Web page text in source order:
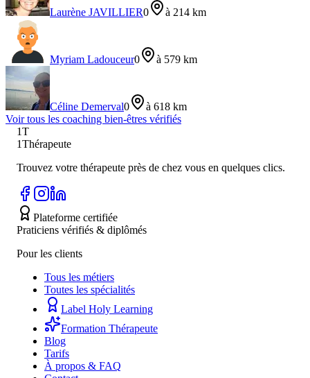
Laurène JAVILLIER0 à 214 km
Myriam Ladouceur0 à 579 km
Céline Demerval0
à 618 km
Voir tous les coaching bien-êtres vérifiés
1T
1Thérapeute
Trouvez votre thérapeute près de chez vous en quelques clics.
Plateforme certifiée
Praticiens vérifiés & diplômés
Pour les clients
Tous les métiers
Toutes les spécialités
Label Holy Learning
Formation Thérapeute
Blog
Tarifs
À propos & FAQ